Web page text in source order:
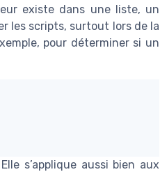
existe dans une liste, un
les scripts, surtout lors de la
pour déterminer si un
s’applique aussi bien aux